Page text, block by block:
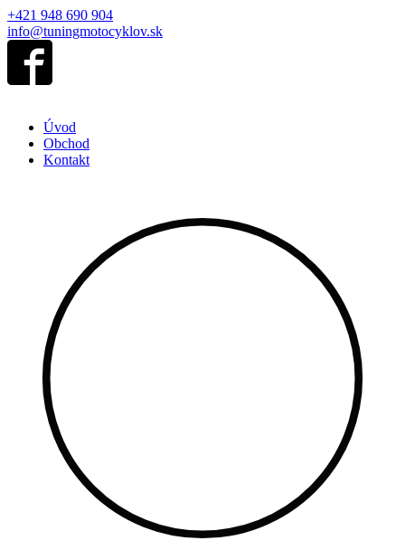
+421 948 690 904
info@tuningmotocyklov.sk
Úvod
Obchod
Kontakt